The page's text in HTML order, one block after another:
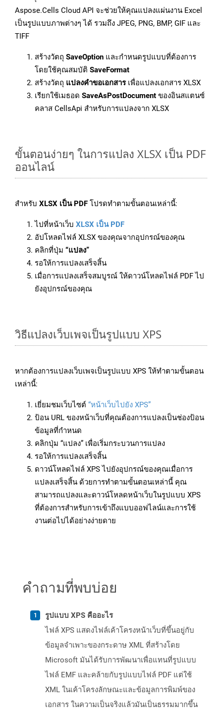
Aspose.Cells Cloud API จะช่วยให้คุณแปลงแผ่นงาน Excel
เป็นรูปแบบภาพต่างๆ ได้ รวมถึง JPEG, PNG, BMP, GIF และ
TIFF
สร้างวัตถุ SaveOption และกำหนดรูปแบบที่ต้องการ
โดยใช้คุณสมบัติ SaveFormat
สร้างวัตถุ แปลงคำขอเอกสารเพื่อแปลงเอกสาร XLSX
เรียกใช้เมธอด SaveAsPostDocument ของอินสแตนซ์
คลาส CellsApi สำหรับการแปลงจาก XLSX
ขั้นตอนง่ายๆ ในการแปลง XLSX เป็น PDF
ออนไลน์
สำหรับ XLSX เป็น PDF โปรดทำตามขั้นตอนเหล่านี้:
ไปที่หน้าเว็บ XLSX เป็น PDF
อัปโหลดไฟล์ XLSX ของคุณจากอุปกรณ์ของคุณ
คลิกที่ปุ่ม “แปลง”
รอให้การแปลงเสร็จสิ้น
เมื่อการแปลงเสร็จสมบูรณ์ ให้ดาวน์โหลดไฟล์ PDF ไป
ยังอุปกรณ์ของคุณ
วิธีแปลงเว็บเพจเป็นรูปแบบ XPS
หากต้องการแปลงเว็บเพจเป็นรูปแบบ XPS ให้ทำตามขั้นตอน
เหล่านี้:
เยี่ยมชมเว็บไซต์ “หน้าเว็บไปยัง XPS”
ป้อน URL ของหน้าเว็บที่คุณต้องการแปลงเป็นช่องป้อน
ข้อมูลที่กำหนด
คลิกปุ่ม “แปลง” เพื่อเริ่มกระบวนการแปลง
รอให้การแปลงเสร็จสิ้น
ดาวน์โหลดไฟล์ XPS ไปยังอุปกรณ์ของคุณเมื่อการ
แปลงเสร็จสิ้น ด้วยการทำตามขั้นตอนเหล่านี้ คุณ
สามารถแปลงและดาวน์โหลดหน้าเว็บในรูปแบบ XPS
ที่ต้องการสำหรับการเข้าถึงแบบออฟไลน์และการใช้
งานต่อไปได้อย่างง่ายดาย
คำถามที่พบบ่อย
รูปแบบ XPS คืออะไร
ไฟล์ XPS แสดงไฟล์เค้าโครงหน้าเว็บที่ขึ้นอยู่กับ
ข้อมูลจำเพาะของกระดาษ XML ที่สร้างโดย
Microsoft มันได้รับการพัฒนาเพื่อแทนที่รูปแบบ
ไฟล์ EMF และคล้ายกับรูปแบบไฟล์ PDF แต่ใช้
XML ในเค้าโครงลักษณะและข้อมูลการพิมพ์ของ
เอกสาร ในความเป็นจริงแล้วมันเป็นธรรมมากขึ้น